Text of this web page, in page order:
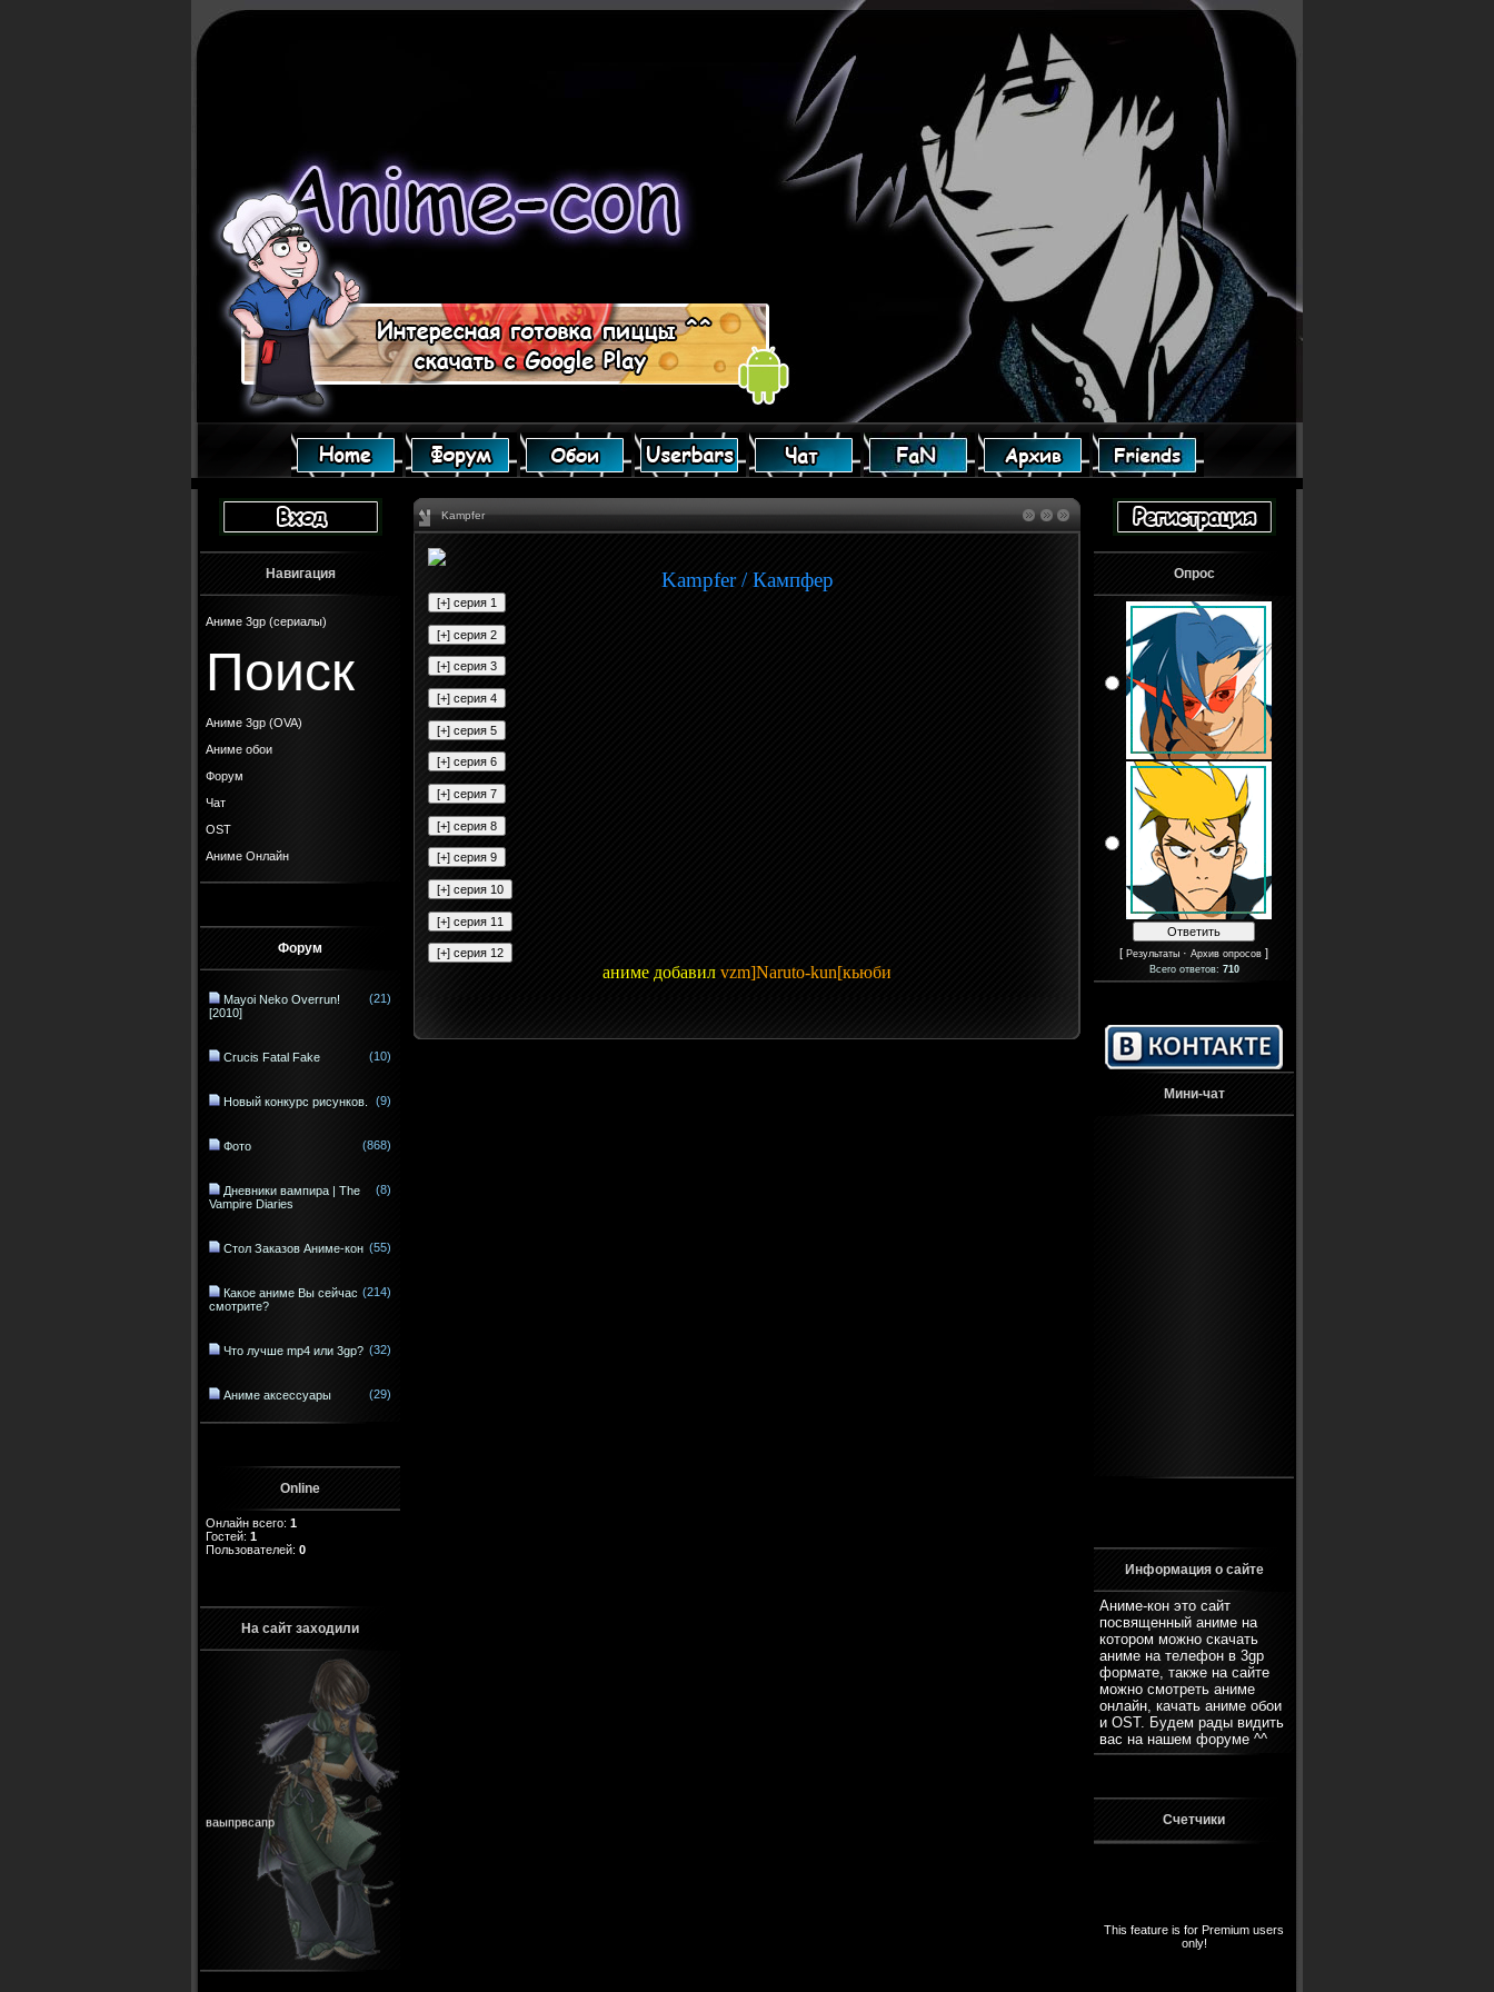
Навигация
Аниме 3gp (сериалы)
Поиск
Аниме 3gp (OVA)
Аниме обои
Форум
Чат
OST
Аниме Онлайн
Форум
Mayoi Neko Overrun!
[2010]
(21)
Crucis Fatal Fake (10)
Новый конкурс рисунков. (9)
Фото (868)
Дневники вампира | The
Vampire Diaries
(8)
Стол Заказов Аниме-кон (55)
Какое аниме Вы сейчас
смотрите?
(214)
Что лучше mp4 или 3gp? (32)
Аниме аксессуары (29)
Online
Онлайн всего: 1
Гостей: 1
Пользователей: 0
На сайт заходили
ваыпрвсапр
Kampfer
Kampfer / Кампфер
аниме добавил vzm]Naruto-kun[кьюби
Опрос
[ Результаты · Архив опросов ]
Всего ответов: 710
Мини-чат
Информация о сайте
Аниме-кон это сайт
посвященный аниме на
котором можно скачать
аниме на телефон в 3gp
формате, также на сайте
можно смотреть аниме
онлайн, качать аниме обои
и OST. Будем рады видить
вас на нашем форуме ^^
Счетчики
This feature is for Premium users
only!